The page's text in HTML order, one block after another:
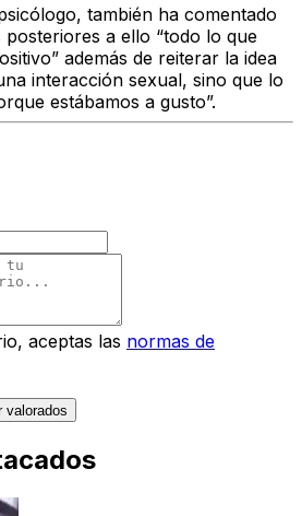
también ha comentado
a ello “todo lo que
además de reiterar la idea
interacción sexual, sino que lo
estábamos a gusto”.
aceptas las normas de
valorados